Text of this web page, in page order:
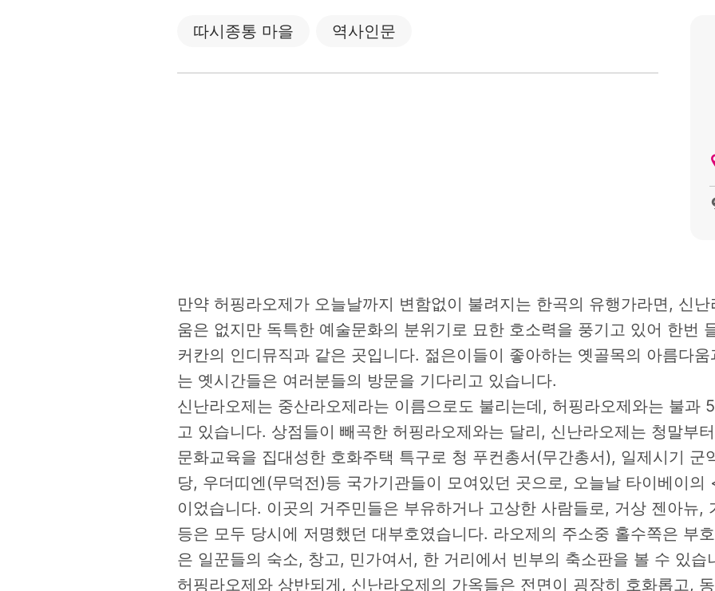
따시종통 마을 역사인문
만약 허핑라오제가 오늘날까지 변함없이 불려지는 한곡의 유행가라면, 신
움은 없지만 독특한 예술문화의 분위기로 묘한 호소력을 풍기고 있어 한번
커칸의 인디뮤직과 같은 곳입니다. 젊은이들이 좋아하는 옛골목의 아름다
는 옛시간들은 여러분들의 방문을 기다리고 있습니다.
신난라오제는 중산라오제라는 이름으로도 불리는데, 허핑라오제와는 불과
고 있습니다. 상점들이 빼곡한 허핑라오제와는 달리, 신난라오제는 청말부
문화교육을 집대성한 호화주택 특구로 청 푸컨총서(무간총서), 일제시기 군
당, 우더띠엔(무덕전)등 국가기관들이 모여있던 곳으로, 오늘날 타이베이
이었습니다. 이곳의 거주민들은 부유하거나 고상한 사람들로, 거상 젠아뉴,
등은 모두 당시에 저명했던 대부호였습니다. 라오제의 주소중 홀수쪽은 부
은 일꾼들의 숙소, 창고, 민가여서, 한 거리에서 빈부의 축소판을 볼 수 있습
허핑라오제와 상반되게, 신난라오제의 가옥들은 전면이 굉장히 호화롭고,